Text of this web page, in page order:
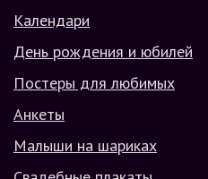
Календари
День рождения и юбилей
Постеры для любимых
Анкеты
Малыши на шариках